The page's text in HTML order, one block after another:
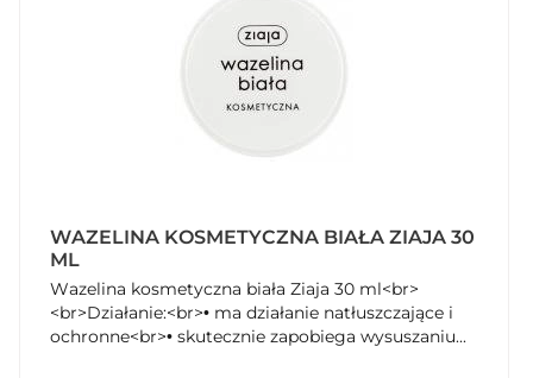
WAZELINA KOSMETYCZNA BIAŁA ZIAJA 30
ML
Wazelina kosmetyczna biała Ziaja 30 ml<br>
<br>Działanie:<br>• ma działanie natłuszczające i
ochronne<br>• skutecznie zapobiega wysuszaniu...